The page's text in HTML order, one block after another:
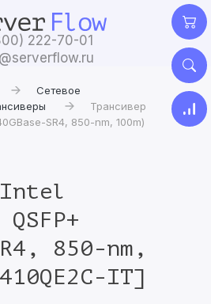
222-70-01
Сетевое
Трансивер
SR4, 850-nm, 100m)
Intel
QSFP+
850-nm,
IT]